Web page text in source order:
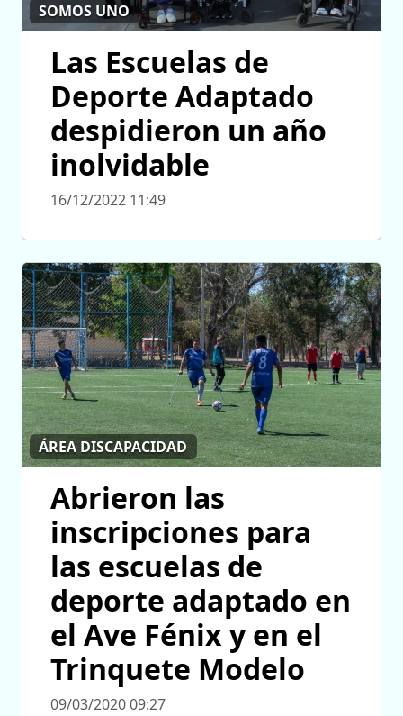
SOMOS UNO
Las Escuelas de
Deporte Adaptado
despidieron un año
inolvidable
16/12/2022 11:49
ÁREA DISCAPACIDAD
Abrieron las
inscripciones para
las escuelas de
deporte adaptado en
el Ave Fénix y en el
Trinquete Modelo
09/03/2020 09:27